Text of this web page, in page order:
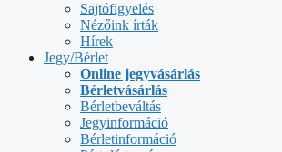
Sajtófigyelés
Nézőink írták
Hírek
Jegy/Bérlet
Online jegyvásárlás
Bérletvásárlás
Bérletbeváltás
Jegyinformáció
Bérletinformáció